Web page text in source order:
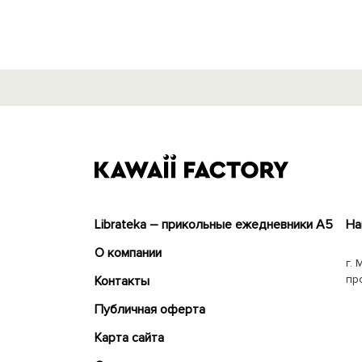
Librateka – прикольные ежедневники А5
О компании
Контакты
Публичная оферта
Карта сайта
г.